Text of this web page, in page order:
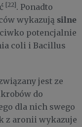
[22] . Ponadto
wykazują silne
potencjalnie
coli i Bacillus
jest ze
do
dla nich swego
z aronii wykazuje